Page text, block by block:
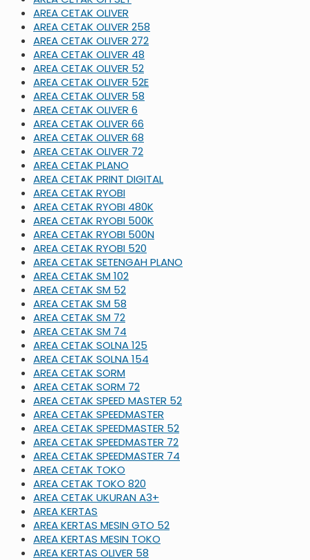
AREA CETAK OLIVER
AREA CETAK OLIVER 258
AREA CETAK OLIVER 272
AREA CETAK OLIVER 48
AREA CETAK OLIVER 52
AREA CETAK OLIVER 52E
AREA CETAK OLIVER 58
AREA CETAK OLIVER 6
AREA CETAK OLIVER 66
AREA CETAK OLIVER 68
AREA CETAK OLIVER 72
AREA CETAK PLANO
AREA CETAK PRINT DIGITAL
AREA CETAK RYOBI
AREA CETAK RYOBI 480K
AREA CETAK RYOBI 500K
AREA CETAK RYOBI 500N
AREA CETAK RYOBI 520
AREA CETAK SETENGAH PLANO
AREA CETAK SM 102
AREA CETAK SM 52
AREA CETAK SM 58
AREA CETAK SM 72
AREA CETAK SM 74
AREA CETAK SOLNA 125
AREA CETAK SOLNA 154
AREA CETAK SORM
AREA CETAK SORM 72
AREA CETAK SPEED MASTER 52
AREA CETAK SPEEDMASTER
AREA CETAK SPEEDMASTER 52
AREA CETAK SPEEDMASTER 72
AREA CETAK SPEEDMASTER 74
AREA CETAK TOKO
AREA CETAK TOKO 820
AREA CETAK UKURAN A3+
AREA KERTAS
AREA KERTAS MESIN GTO 52
AREA KERTAS MESIN TOKO
AREA KERTAS OLIVER 58